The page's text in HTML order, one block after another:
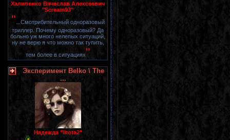
Халипенко Вячеслав Алексеевич
"Scream93"
" ...Смотрибительный одноразовый
триллер. Почему одноразовый? Да
больно уж много нелепых ситуаций,
ну не верю я что можно так тупить,
тем более в ситуациях"
Эксперимент Belko \ The
...
Надежда "litota2"